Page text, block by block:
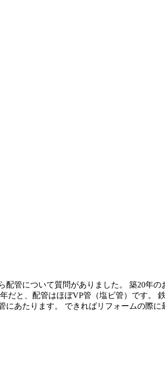
管について質問がありました。 築20年
だと、配管はほぼVP管（塩ビ管）です。
あたります。 できればリフォームの際